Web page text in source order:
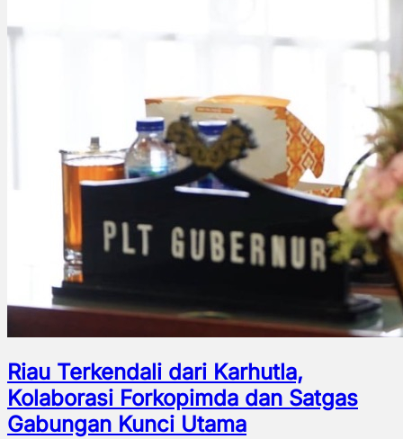
Riau Terkendali dari Karhutla,
Kolaborasi Forkopimda dan Satgas
Gabungan Kunci Utama